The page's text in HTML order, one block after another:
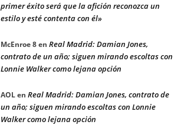
primer éxito será que la afición reconozca un
estilo y esté contenta con él»
McEnroe 8en Real Madrid: Damian Jones,
contrato de un año; siguen mirando escoltas con
Lonnie Walker como lejana opción
AOLen Real Madrid: Damian Jones, contrato de
un año; siguen mirando escoltas con Lonnie
Walker como lejana opción